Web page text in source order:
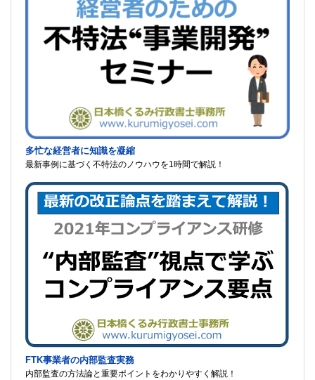
多忙な経営者に知識を凝縮
最新事例に基づく不特法のノウハウを1時間で解説！
FTK事業者の内部監査実務
内部監査の方法論と重要ポイントをわかりやすく解説！